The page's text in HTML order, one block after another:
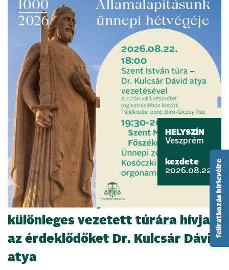
HELYSZÍN
Veszprém
kezdete
2026.08.22.
Szent István nyomában –
különleges vezetett túrára hívja
az érdeklődőket Dr. Kulcsár Dávid
atya
feliratkozás hírlevélre